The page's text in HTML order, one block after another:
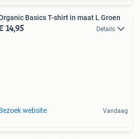
Basics T-shirt in maat L Groen
14,95 Details
website Vandaag